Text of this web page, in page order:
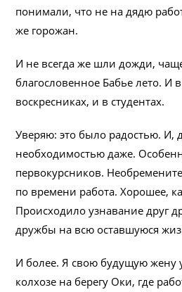
понимали, что не на дядю
же горожан.
И не всегда же шли дожди,
благословенное Бабье лето.
воскресниках, и в студентах.
Уверяю: это было радостью. И,
необходимостью даже.
первокурсников.
по времени работа. Хорошее,
Происходило узнавание друг
дружбы на всю оставшуюся
И более. Я свою будущую жену
колхозе на берегу Оки, где